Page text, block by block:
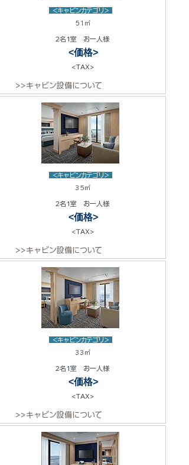
<キャビンカテゴリ>
51㎡
2名1室 お一人様
<価格>
<TAX>
>>キャビン設備について
<キャビンカテゴリ>
35㎡
2名1室 お一人様
<価格>
<TAX>
>>キャビン設備について
<キャビンカテゴリ>
33㎡
2名1室 お一人様
<価格>
<TAX>
>>キャビン設備について